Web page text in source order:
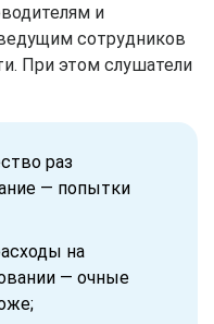
и
сотрудников
При этом слушатели
раз
— попытки
на
— очные